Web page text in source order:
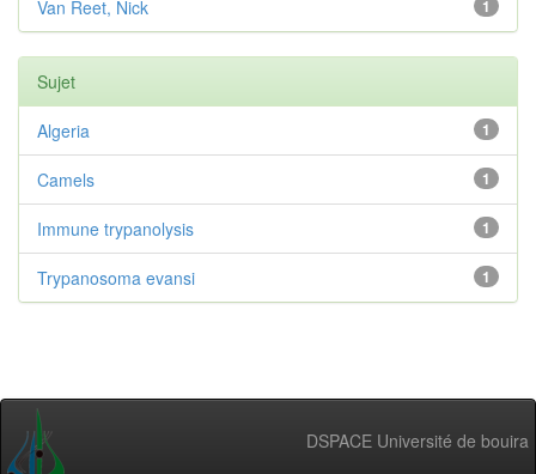
1
Van Reet, Nick
Sujet
1
Algeria
1
Camels
1
Immune trypanolysis
1
Trypanosoma evansi
DSPACE Université de bouira